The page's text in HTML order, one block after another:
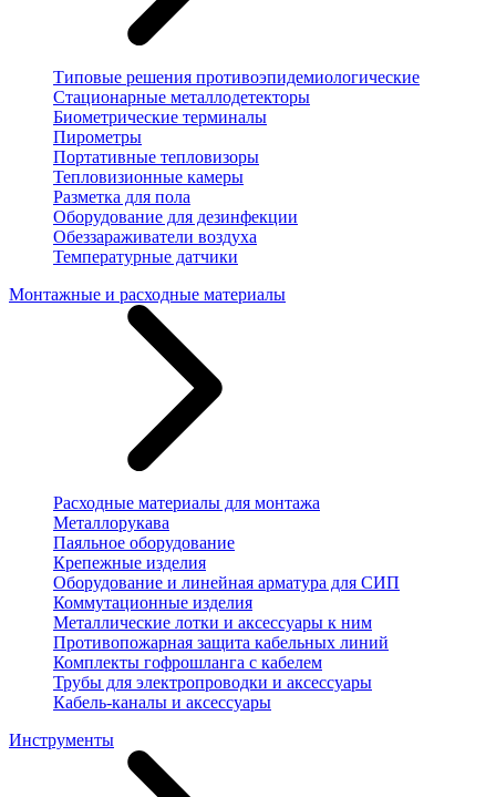
Типовые решения противоэпидемиологические
Стационарные металлодетекторы
Биометрические терминалы
Пирометры
Портативные тепловизоры
Тепловизионные камеры
Разметка для пола
Оборудование для дезинфекции
Обеззараживатели воздуха
Температурные датчики
Монтажные и расходные материалы
Расходные материалы для монтажа
Металлорукава
Паяльное оборудование
Крепежные изделия
Оборудование и линейная арматура для СИП
Коммутационные изделия
Металлические лотки и аксессуары к ним
Противопожарная защита кабельных линий
Комплекты гофрошланга с кабелем
Трубы для электропроводки и аксессуары
Кабель-каналы и аксессуары
Инструменты